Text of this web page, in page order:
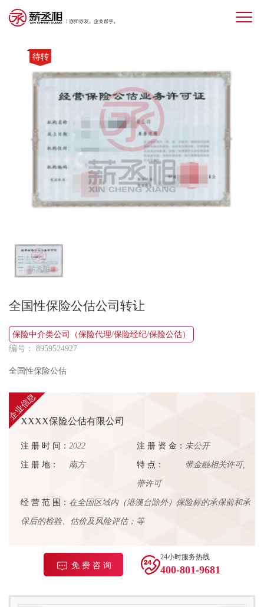
全国性保险公估公司转让
保险中介类公司（保险代理/保险经纪/保险公估）
编号： 8959524927
全国性保险公估
XXXX保险公估有限公司
注 册 时 间： 2022 注 册 资 金： 未公开
注 册 地： 南方 特 点： 带金融相关许可,
带许可
经 营 范 围： 在全国区域内（港澳台除外）保险标的承保前和承
保后的检验、估价及风险评估；等
企业信息
免 费 咨 询
24小时服务热线
400-801-9681